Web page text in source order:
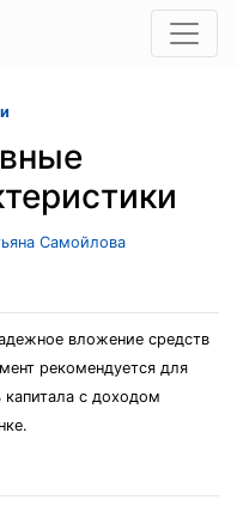
Самойлова
вложение средств
рекомендуется для
капитала с доходом